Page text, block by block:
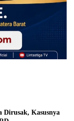
Dirusak, Kasusnya